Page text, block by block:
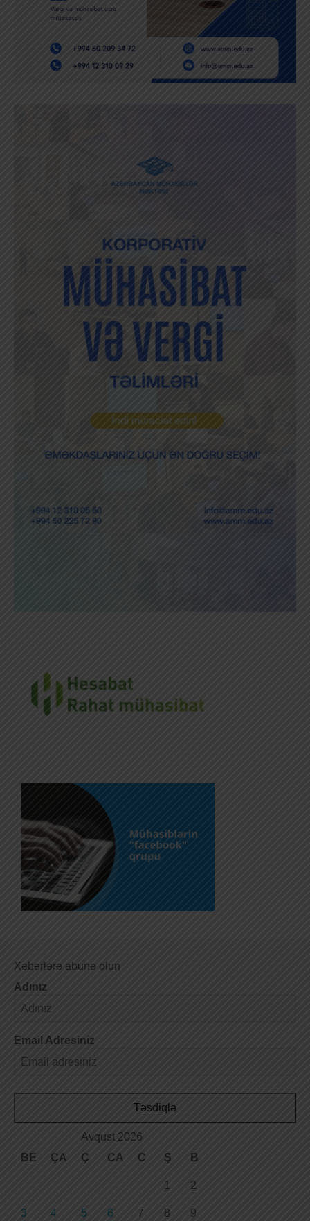
Xəbərlərə abunə olun
Adınız
Email Adresiniz
Təsdiqlə
Avqust 2026
BE
ÇA Ç CA C Ş B
1 2
3 4 5 6 7 8 9